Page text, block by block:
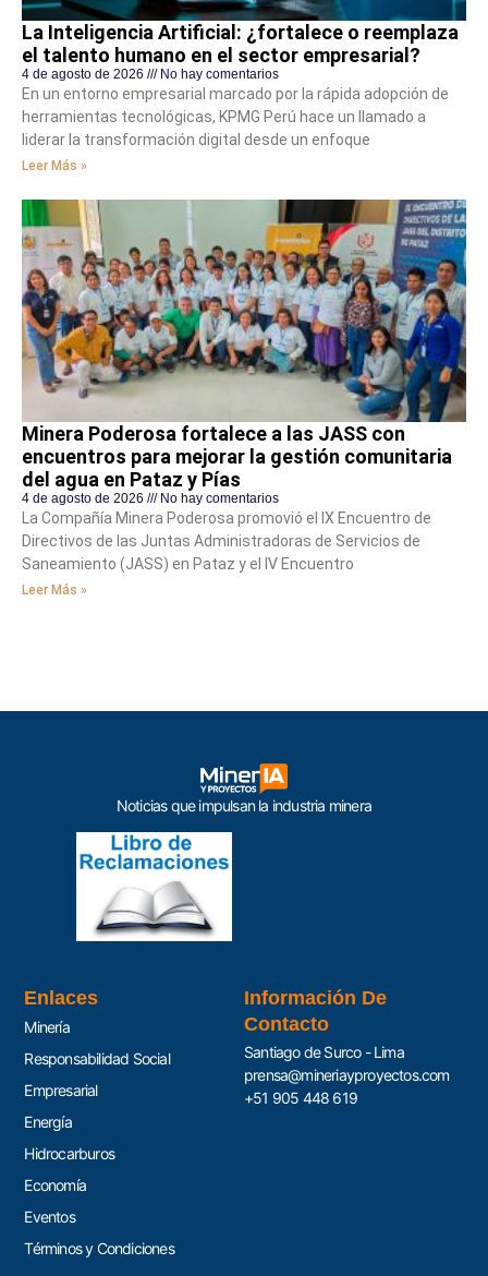
La Inteligencia Artificial: ¿fortalece o reemplaza
el talento humano en el sector empresarial?
4 de agosto de 2026 No hay comentarios
En un entorno empresarial marcado por la rápida adopción de
herramientas tecnológicas, KPMG Perú hace un llamado a
liderar la transformación digital desde un enfoque
Leer Más »
Minera Poderosa fortalece a las JASS con
encuentros para mejorar la gestión comunitaria
del agua en Pataz y Pías
4 de agosto de 2026 No hay comentarios
La Compañía Minera Poderosa promovió el IX Encuentro de
Directivos de las Juntas Administradoras de Servicios de
Saneamiento (JASS) en Pataz y el IV Encuentro
Leer Más »
Noticias que impulsan la industria minera
Enlaces
Minería
Responsabilidad Social
Empresarial
Energía
Hidrocarburos
Economía
Eventos
Términos y Condiciones
Información De
Contacto
Santiago de Surco - Lima
prensa@mineriayproyectos.com
+51 905 448 619